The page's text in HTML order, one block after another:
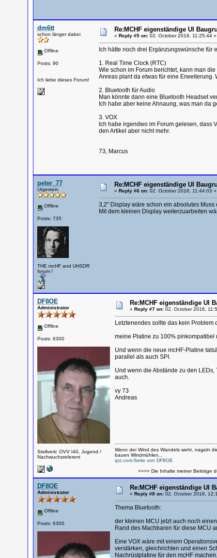
dm6tt
schon länger dabei
Offline
Posts: 90
Ich liebe dieses Forum!
Re:MCHF eigenständige UI
« Reply #5 on:02. October 2016, 11:25:44 »
Ich hätte noch drei Ergänzungswünsche für
1. Real Time Clock (RTC)
Wie schon im Forum berichtet, kann man
Anreas plant da etwas für eine
2. Bluetooth für Audio
Man könnte dann eine Bluetooth Headset
Ich habe aber keine Ahnaung, was man da
3. VOX
Ich habe irgendwo im Forum gelesen, dass
den Artikel aber nicht mehr.
73, Marcus
peter_77
Urgestein
Offline
Posts: 735
THE mcHF and UHSDR
forum !
Re:MCHF eigenständige UI
« Reply #6 on:02. October 2016, 11:44:03 »
3,2" Display wäre schon ein absolutes Muss
Mit dem kleinen Display weiterzuarbeiten
DF8OE
Administrator
Offline
Posts: 6300
Stellvertr. OVV I40, Jugend /
Nachwuchsreferent
Re:MCHF eigenständige UI
« Reply #7 on:02. October 2016,
Letztenendes sollte das kein Problem
meine Platine zu 100% pinkompatibel
Und wenn die neue mcHF-Platine
parallel als auch SPI.
Und wenn die Abstände zu den
auch.
vy 73
Andreas
Wenn der Wind des Wandels weht, nageln
bauen Windmühlen...
qrz.com-Seite von DF8OE
>>>> Die Inhalte meiner Beiträge
DF8OE
Administrator
Offline
Posts: 6300
Re:MCHF eigenständige UI
« Reply #8 on:02. October 2016,
Thema Bluetooth:
der kleinen MCU jetzt auch noch
Rand des Machbaren für diese MCU
Eine VOX wäre mit einem
verstärken, gleichrichten und einen
Nachrüstplatine für den mcHF machen.